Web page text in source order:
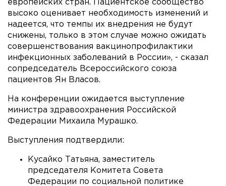
европейских стран. Пациентское сообщество
высоко оценивает необходимость изменений и
надеется, что темпы их внедрения не будут
снижены, только в этом случае можно ожидать
совершенствования вакцинопрофилактики
инфекционных заболеваний в России», - сказал
сопредседатель Всероссийского союза
пациентов Ян Власов.
На конференции ожидается выступление
министра здравоохранения Российской
Федерации Михаила Мурашко.
Выступления подтвердили:
Кусайко Татьяна, заместитель
председателя Комитета Совета
Федерации по социальной политике